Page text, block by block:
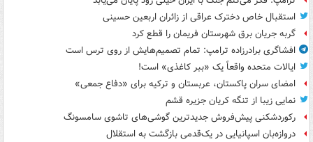
استقبال خاص دخترک عراقی از زائران اربعین حسینی
گربه جریان برق شهرستان فریمان را قطع کرد
افشاگری برادرزاده ترامپ: تمام تصمیم‌هایش از روی ترس است
ایالات متحده واقعاً یک «ببر کاغذی» است!
امضای سران پاکستان، عربستان و ترکیه برای «دفاع جمعی»
نمایی زیبا از تنگه کریان جزیره قشم
رکوردشکنی پیش‌فروش جدیدترین گوشی‌های تاشوی سامسونگ
دروازه‌بان اسپانیایی در یک‌قدمی بازگشت به استقلال